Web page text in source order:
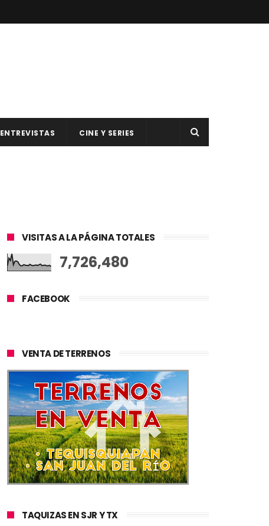
ENTREVISTAS CINE Y SERIES
VISITAS A LA PÁGINA TOTALES
7,726,480
FACEBOOK
VENTA DE TERRENOS
TAQUIZAS EN SJR Y TX